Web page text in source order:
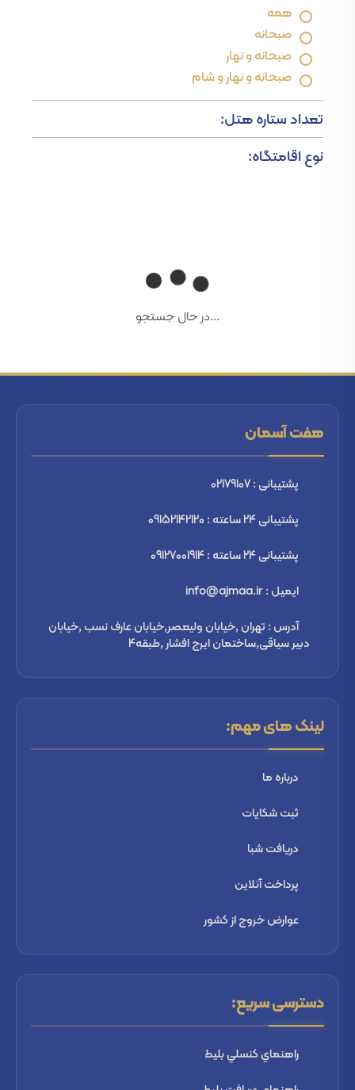
همه
صبحانه
صبحانه و نهار
صبحانه و نهار و شام
تعداد ستاره هتل:
نوع اقامتگاه:
...در حال جستجو
هفت آسمان
پشتیبانی : 02179107
پشتیبانی 24 ساعته : 09152142120
پشتیبانی 24 ساعته : 09127001914
ایمیل : info@ajmaa.ir
آدرس : تهران ,خیابان ولیعصر,خیابان عارف نسب ,خیابان
دبیر سیاقی,ساختمان ایرج افشار ,طبقه4
لینک های مهم:
درباره ما
ثبت شكايات
دریافت شبا
پرداخت آنلاین
عوارض خروج از کشور
دسترسی سریع:
راهنماي كنسلي بليط